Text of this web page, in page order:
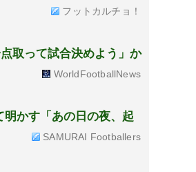
フットカルチョ！
取って試合決めよう」か
WorldFootballNews
かす「あの日の夜、起
SAMURAI Footballers